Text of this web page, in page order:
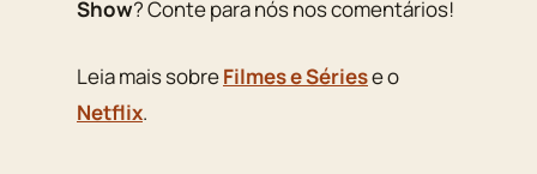
Show? Conte para nós nos comentários!
Leia mais sobreFilmes e Sériese o
Netflix.